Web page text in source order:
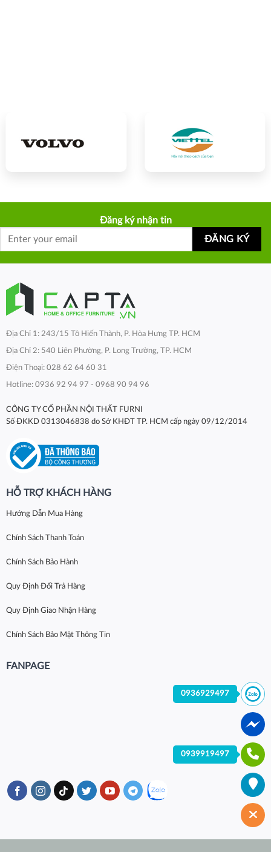
Đăng ký nhận tin
Địa Chỉ 1: 243/15 Tô Hiến Thành, P. Hòa Hưng TP. HCM
Địa Chỉ 2: 540 Liên Phường, P. Long Trường, TP. HCM
Điện Thoại: 028 62 64 60 31
Hotline: 0936 92 94 97 - 0968 90 94 96
CÔNG TY CỔ PHẦN NỘI THẤT FURNI
Số ĐKKD 0313046838 do Sở KHĐT TP. HCM cấp ngày 09/12/2014
HỖ TRỢ KHÁCH HÀNG
Hướng Dẫn Mua Hàng
Chính Sách Thanh Toán
Chính Sách Bảo Hành
Quy Định Đổi Trả Hàng
Quy Định Giao Nhận Hàng
Chính Sách Bảo Mật Thông Tin
FANPAGE
0936929497
0939919497